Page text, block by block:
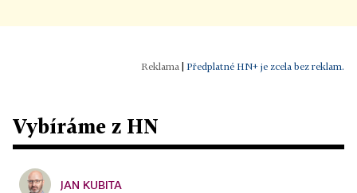
Předplatné HN+ je zcela bez reklam.
Vybíráme z HN
JAN KUBITA